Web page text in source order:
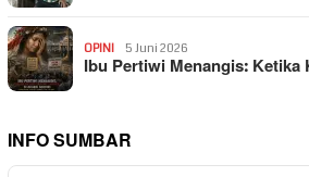
OPINI 5 Juni 2026
Ibu Pertiwi Menangis:
INFO SUMBAR